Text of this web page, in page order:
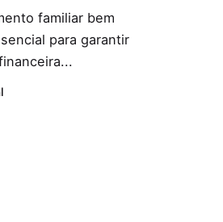
familiar bem
para garantir